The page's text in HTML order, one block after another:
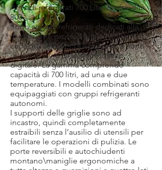
Armadi refrigerati 700 Litri, Profondità
800
Sono armadi refrigerati dedicati alla
ristorazione professionale hanno
capacità GN 2/1 (530x650 mm) e sono
dotati di serie di teletermostato
digitale. La gamma comprende
capacità di 700 litri, ad una e due
temperature. I modelli combinati sono
equipaggiati con gruppi refrigeranti
autonomi.
I supporti delle griglie sono ad
incastro, quindi completamente
estraibili senza l’ausilio di utensili per
facilitare le operazioni di pulizia. Le
porte reversibili e autochiudenti
montano\maniglie ergonomiche a